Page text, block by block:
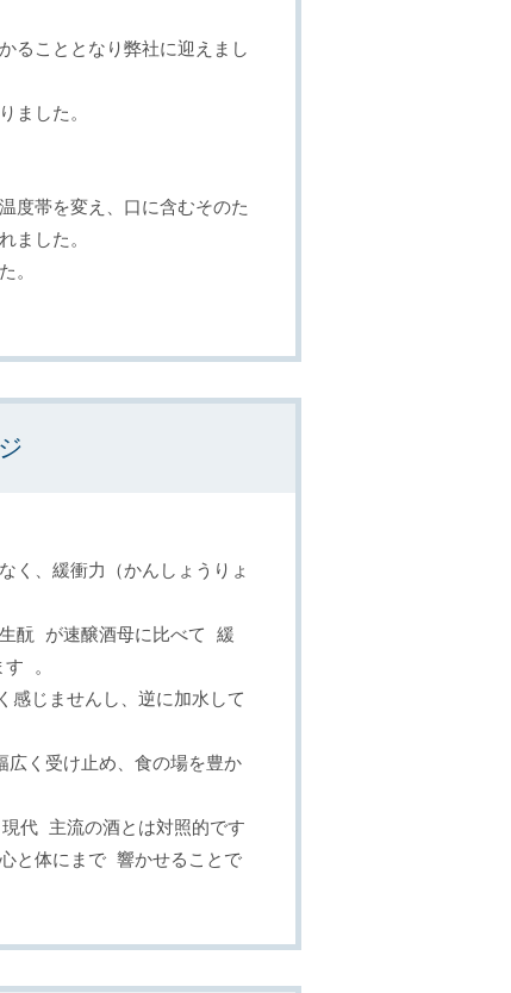
ることとなり弊社に迎えまし
ました。
度帯を変え、口に含むそのた
ました。
。
く、緩衝力（かんしょうりょ
酛 が速醸酒母に比べて 緩
。
じませんし、逆に加水して
く受け止め、食の場を豊か
代 主流の酒とは対照的です
と体にまで 響かせることで